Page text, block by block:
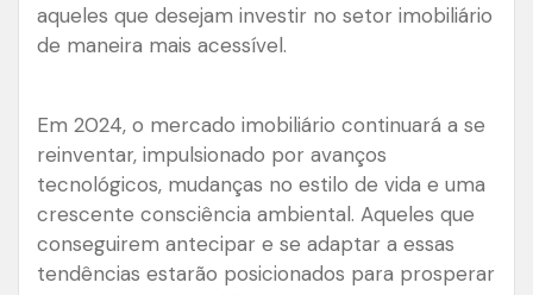
aqueles que desejam investir no setor imobiliário
de maneira mais acessível.
Em 2024, o mercado imobiliário continuará a se
reinventar, impulsionado por avanços
tecnológicos, mudanças no estilo de vida e uma
crescente consciência ambiental. Aqueles que
conseguirem antecipar e se adaptar a essas
tendências estarão posicionados para prosperar